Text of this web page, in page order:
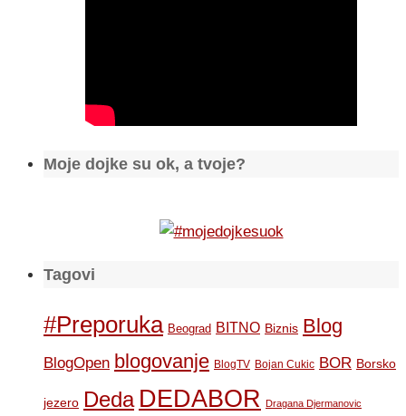
Moje dojke su ok, a tvoje?
Tagovi
#Preporuka Beograd BITNO Biznis Blog
BlogOpen blogovanje BlogTV Bojan Cukic BOR Borsko
jezero Deda DEDABOR Dragana Djermanovic